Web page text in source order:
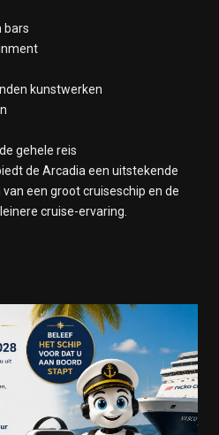
bars
kunstwerken
gehele reis
de Arcadia een uitstekende
een groot cruiseschip en de
cruise-ervaring.